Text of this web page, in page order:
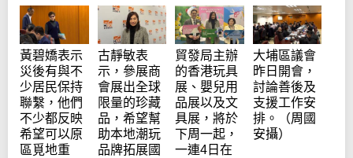
黃碧嬌表示
災後有與不
少居民保持
聯繫，他們
不少都反映
希望可以原
區覓地重
古靜敏表
示，參展商
會展出全球
限量的珍藏
品，希望幫
助本地潮玩
品牌拓展國
貿發局主辦
的香港玩具
展、嬰兒用
品展以及文
具展，將於
下周一起，
一連4日在
大埔區議會
昨日開會，
討論善後及
支援工作安
排。（周國
安攝）